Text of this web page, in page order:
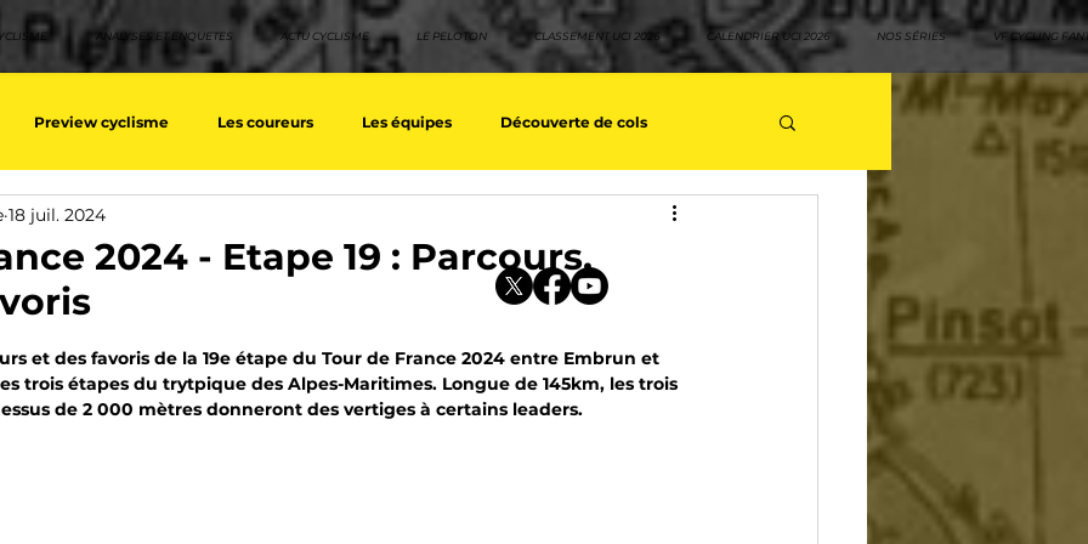
ANALYSES ET ENQUETES ACTU CYCLISME LE PELOTON CLASSEMENT UCI 2026 CALENDRIER UCI 2026 NOS SÉRIES VF CYCLING
Preview cyclisme Les coureurs Les équipes Découverte de cols
Les Tuto cyclisme Nos séries - Coureurs sans GT
équipes
/ Tour d'Espagne Rétro Quizz EpopeeVF Actu cyclisme
2024 - Etape 19 : Parcours,
18 juil. 2024
5.
et des favoris de la 19e étape du Tour de France 2024 entre Embrun et
trois étapes du trytpique des Alpes-Maritimes. Longue de 145km, les trois
de 2 000 mètres donneront des vertiges à certains leaders.